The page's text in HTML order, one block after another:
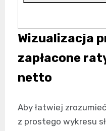
Wizualizacja
zapłacone
netto
Aby łatwiej
z prostego wykresu